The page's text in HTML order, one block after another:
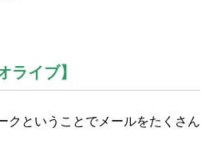
ライブ】
クということでメールをたくさん